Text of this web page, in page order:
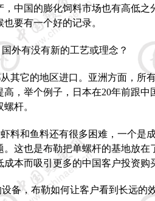
中国的膨化饲料市场也有高低
要有一个好的记录。
外有没有新的工艺或理念？
其它的地区进口。亚洲方面，所
高，举个例子，日本在20年前跟中
杆。
料和鱼料还有很多困难，一个是
这也是布勒把单螺杆的基地放
本而吸引更多的中国客户投资购
备，布勒如何让客户看到长远的